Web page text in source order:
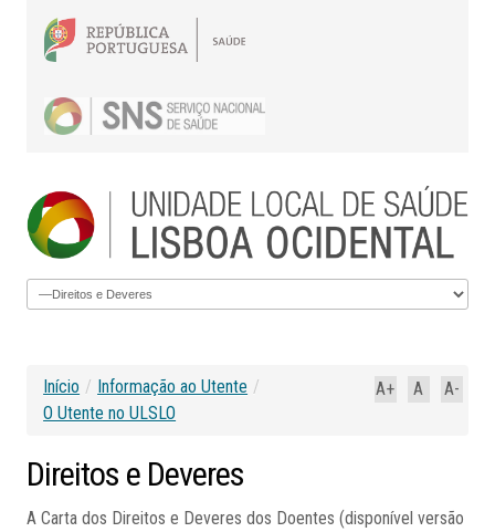
A-
A
A+
Início / Informação ao Utente /
O Utente no ULSLO
Direitos e Deveres
A Carta dos Direitos e Deveres dos Doentes (disponível versão